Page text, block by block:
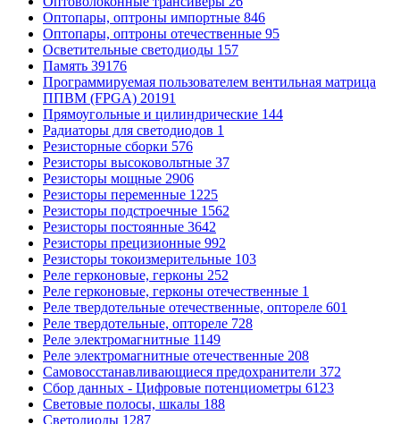
Оптопары, оптроны импортные 846
Оптопары, оптроны отечественные 95
Осветительные светодиоды 157
Память 39176
Программируемая пользователем вентильная матрица
ППВМ (FPGA) 20191
Прямоугольные и цилиндрические 144
Радиаторы для светодиодов 1
Резисторные сборки 576
Резисторы высоковольтные 37
Резисторы мощные 2906
Резисторы переменные 1225
Резисторы подстроечные 1562
Резисторы постоянные 3642
Резисторы прецизионные 992
Резисторы токоизмерительные 103
Реле герконовые, герконы 252
Реле герконовые, герконы отечественные 1
Реле твердотельные отечественные, оптореле 601
Реле твердотельные, оптореле 728
Реле электромагнитные 1149
Реле электромагнитные отечественные 208
Самовосстанавливающиеся предохранители 372
Сбор данных - Цифровые потенциометры 6123
Световые полосы, шкалы 188
Светодиоды 1287